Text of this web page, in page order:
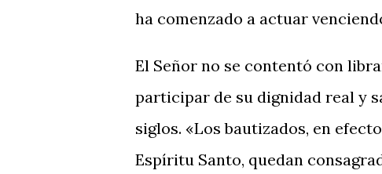
ha comenzado a actuar
El Señor no se contentó con
participar de su dignidad real y
siglos. «Los bautizados, en
Espíritu Santo, quedan